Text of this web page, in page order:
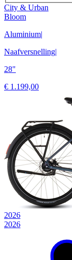
City & Urban
Bloom
Aluminium|
Naafversnelling|
28"
€ 1.199,00
2026
2026